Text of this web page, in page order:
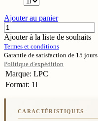
Ajouter au panier
Ajouter à la liste de souhaits
Termes et conditions
Garantie de satisfaction de 15 jours
Politique d'expédition
Marque: LPC
Format: 1l